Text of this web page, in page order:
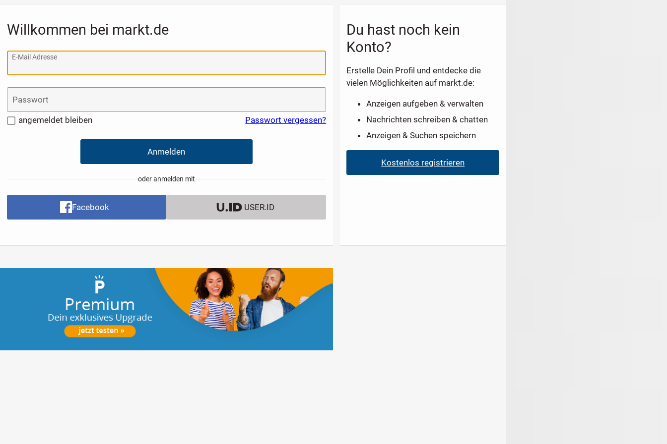
Willkommen bei markt.de
E-Mail Adresse
Passwort
angemeldet bleiben Passwort vergessen?
Anmelden
oder anmelden mit
Facebook USER.ID
Du hast noch kein
Konto?
Erstelle Dein Profil und entdecke die
vielen Möglichkeiten auf markt.de:
Anzeigen aufgeben & verwalten
Nachrichten schreiben & chatten
Anzeigen & Suchen speichern
Kostenlos registrieren